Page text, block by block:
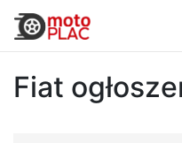
Fiat